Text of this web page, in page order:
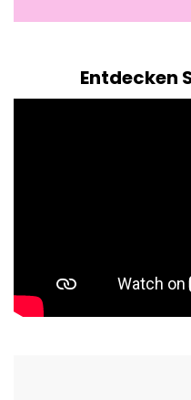
Entdecken